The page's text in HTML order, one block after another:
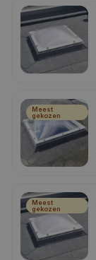
Meest
gekozen
Meest
gekozen